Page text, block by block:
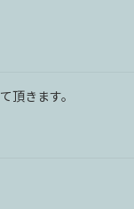
頂きます。